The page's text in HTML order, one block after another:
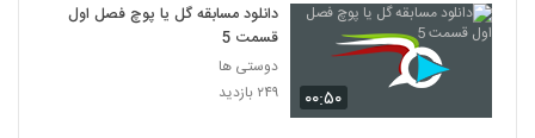
۰۰:۵۰
دانلود مسابقه گل یا پوچ فصل اول
قسمت 5
دوستی ها
۲۴۹ بازدید